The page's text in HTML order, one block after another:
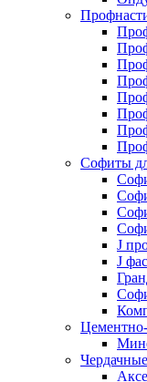
Софиты
J
J